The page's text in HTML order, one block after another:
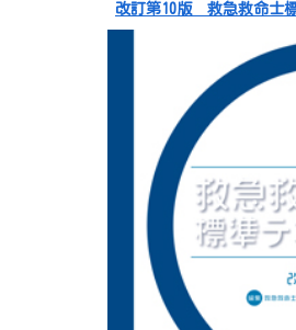
改訂第10版 救急救命士